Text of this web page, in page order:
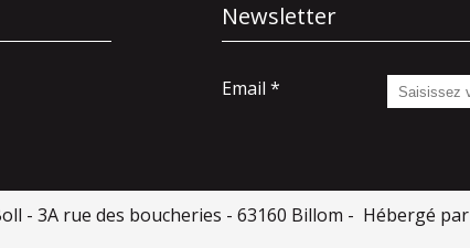
Newsletter
Email
- 3A rue des boucheries - 63160 Billom - Hébergé par